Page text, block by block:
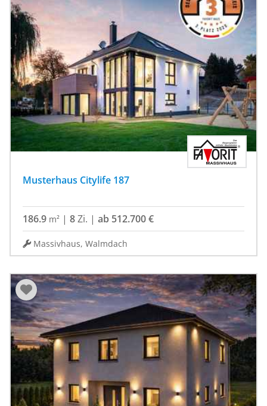
Musterhaus Citylife 187
186.9 m² | 8Zi. | ab 512.700 €
Massivhaus, Walmdach